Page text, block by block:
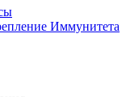
Иммунитета